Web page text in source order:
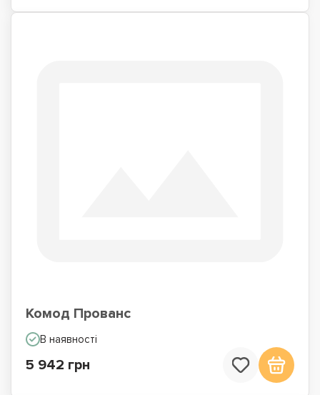
Комод Прованс
В наявності
5 942 грн